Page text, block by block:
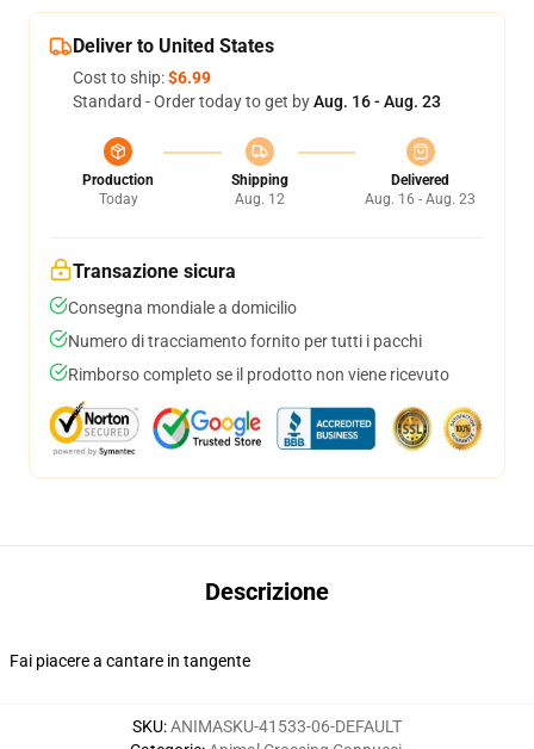
Deliver to United States
Cost to ship:$6.99
Standard - Order today to get byAug. 16 - Aug. 23
Production
Today
Shipping
Aug. 12
Delivered
Aug. 16 - Aug. 23
Transazione sicura
Consegna mondiale a domicilio
Numero di tracciamento fornito per tutti i pacchi
Rimborso completo se il prodotto non viene ricevuto
Descrizione
Fai piacere a cantare in tangente
SKU:ANIMASKU-41533-06-DEFAULT